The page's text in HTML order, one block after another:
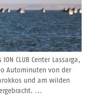
CLUB Center Lassarga,
Autominuten von der
und am wilden
...